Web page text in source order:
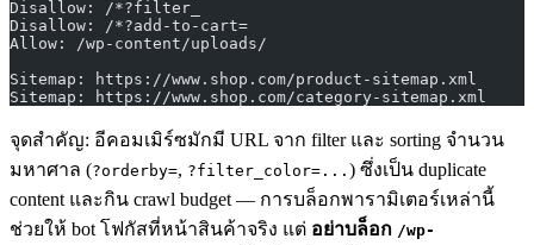
Disallow: /*?filter_
Disallow: /*?add-to-cart=
Allow: /wp-content/uploads/
Sitemap: https://www.shop.com/product-sitemap.xml
Sitemap: https://www.shop.com/category-sitemap.xml
จุดสำคัญ: อีคอมเมิร์ซมักมี URL จาก filter และ sorting จำนวน
มหาศาล (?orderby=, ?filter_color=... ) ซึ่งเป็น duplicate
content และกิน crawl budget — การบล็อกพารามิเตอร์เหล่านี้
ช่วยให้ bot โฟกัสที่หน้าสินค้าจริง แต่ อย่าบล็อก /wp-